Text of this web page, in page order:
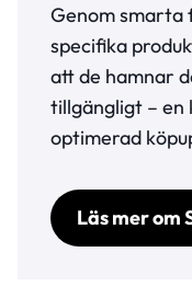
Genom smarta
specifika
att de hamnar
tillgängligt – en
optimerad
Läs mer om